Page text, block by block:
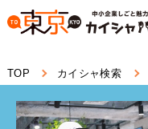
本
ス
TOP カイシャ検索